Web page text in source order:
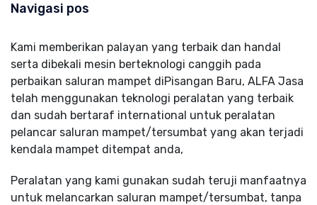
Navigasi pos
Kami memberikan palayan yang terbaik dan handal
serta dibekali mesin berteknologi canggih pada
perbaikan saluran mampet diPisangan Baru, ALFA Jasa
telah menggunakan teknologi peralatan yang terbaik
dan sudah bertaraf international untuk peralatan
pelancar saluran mampet/tersumbat yang akan terjadi
kendala mampet ditempat anda,
Peralatan yang kami gunakan sudah teruji manfaatnya
untuk melancarkan saluran mampet/tersumbat, tanpa